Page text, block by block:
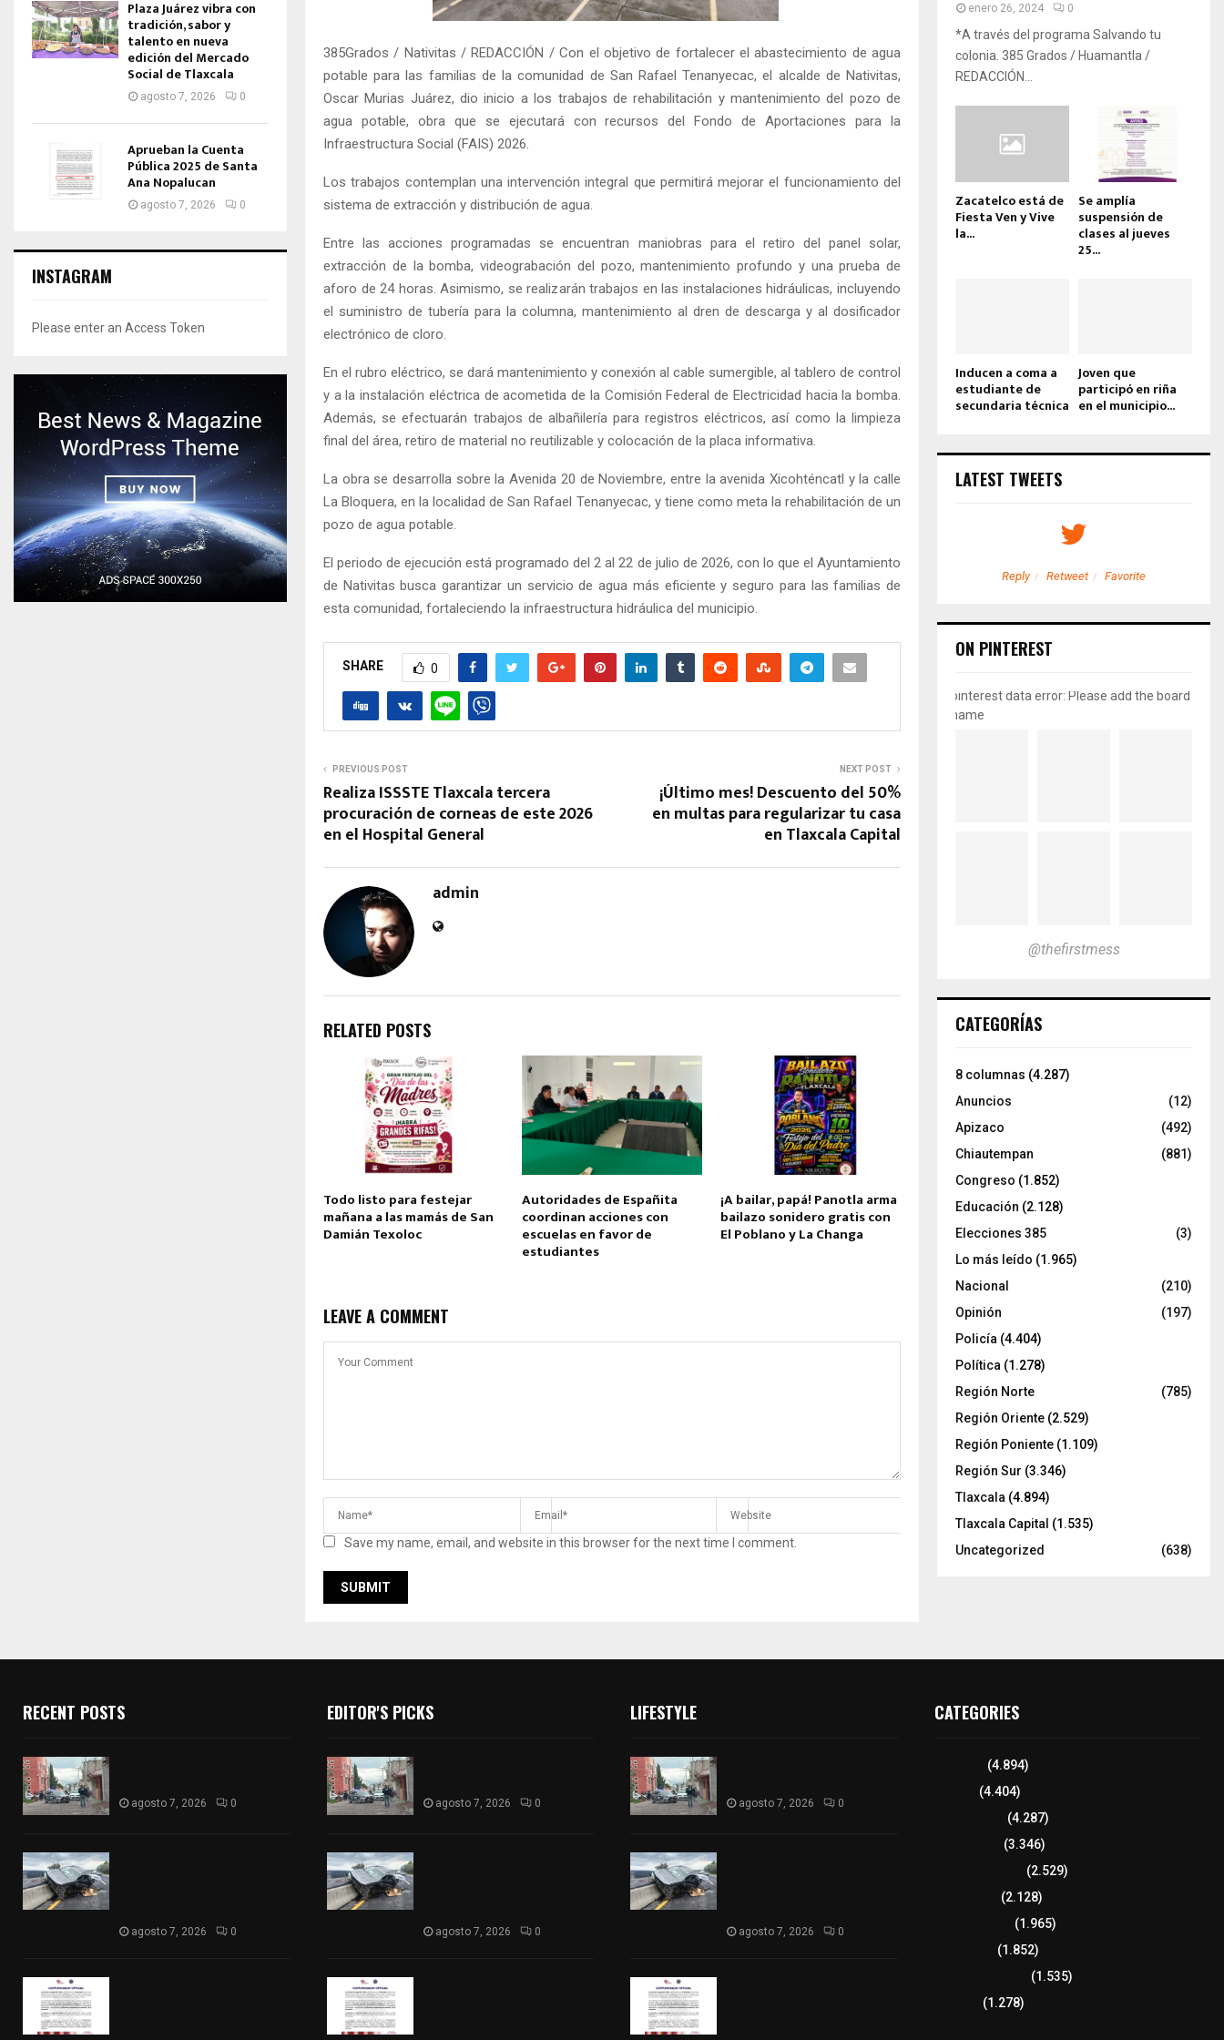
385Grados / Nativitas / REDACCIÓN / Con el objetivo de fortalecer el abastecimiento de agua
potable para las familias de la comunidad de San Rafael Tenanyecac, el alcalde de Nativitas,
Oscar Murias Juárez, dio inicio a los trabajos de rehabilitación y mantenimiento del pozo de
agua potable, obra que se ejecutará con recursos del Fondo de Aportaciones para la
Infraestructura Social (FAIS) 2026.
Los trabajos contemplan una intervención integral que permitirá mejorar el funcionamiento del
sistema de extracción y distribución de agua.
Entre las acciones programadas se encuentran maniobras para el retiro del panel solar,
extracción de la bomba, videograbación del pozo, mantenimiento profundo y una prueba de
aforo de 24 horas. Asimismo, se realizarán trabajos en las instalaciones hidráulicas, incluyendo
el suministro de tubería para la columna, mantenimiento al dren de descarga y al dosificador
electrónico de cloro.
En el rubro eléctrico, se dará mantenimiento y conexión al cable sumergible, al tablero de control
y a la instalación eléctrica de acometida de la Comisión Federal de Electricidad hacia la bomba.
Además, se efectuarán trabajos de albañilería para registros eléctricos, así como la limpieza
final del área, retiro de material no reutilizable y colocación de la placa informativa.
La obra se desarrolla sobre la Avenida 20 de Noviembre, entre la avenida Xicohténcatl y la calle
La Bloquera, en la localidad de San Rafael Tenanyecac, y tiene como meta la rehabilitación de un
pozo de agua potable.
El periodo de ejecución está programado del 2 al 22 de julio de 2026, con lo que el Ayuntamiento
de Nativitas busca garantizar un servicio de agua más eficiente y seguro para las familias de
esta comunidad, fortaleciendo la infraestructura hidráulica del municipio.
SHARE 0
PREVIOUS POST
Realiza ISSSTE Tlaxcala tercera
procuración de corneas de este 2026
en el Hospital General
NEXT POST
¡Último mes! Descuento del 50%
en multas para regularizar tu casa
en Tlaxcala Capital
admin
RELATED POSTS
Todo listo para festejar
mañana a las mamás de San
Damián Texoloc
Autoridades de Españita
coordinan acciones con
escuelas en favor de
estudiantes
¡A bailar, papá! Panotla arma
bailazo sonidero gratis con
El Poblano y La Changa
LEAVE A COMMENT
Save my name, email, and website in this browser for the next time I comment.
Plaza Juárez vibra con
tradición, sabor y
talento en nueva
edición del Mercado
Social de Tlaxcala
agosto 7, 2026 0
Aprueban la Cuenta
Pública 2025 de Santa
Ana Nopalucan
agosto 7, 2026 0
INSTAGRAM
Please enter an Access Token
enero 26, 2024 0
*A través del programa Salvando tu
colonia. 385 Grados / Huamantla /
REDACCIÓN...
Zacatelco está de
Fiesta Ven y Vive
la...
Se amplía
suspensión de
clases al jueves
25...
Inducen a coma a
estudiante de
secundaria técnica
Joven que
participó en riña
en el municipio...
LATEST TWEETS
Reply Retweet Favorite
ON PINTEREST
pinterest data error: Please add the board
name
@thefirstmess
CATEGORÍAS
8 columnas (4.287)
Anuncios
(12)
Apizaco
(492)
Chiautempan
(881)
Congreso (1.852)
Educación (2.128)
Elecciones 385
(3)
Lo más leído (1.965)
Nacional
(210)
Opinión
(197)
Policía (4.404)
Política (1.278)
Región Norte
(785)
Región Oriente (2.529)
Región Poniente (1.109)
Región Sur (3.346)
Tlaxcala (4.894)
Tlaxcala Capital (1.535)
Uncategorized
(638)
RECENT POSTS
agosto 7, 2026 0
agosto 7, 2026 0
EDITOR'S PICKS
agosto 7, 2026 0
agosto 7, 2026 0
LIFESTYLE
agosto 7, 2026 0
agosto 7, 2026 0
CATEGORIES
(4.894)
(4.404)
(4.287)
(3.346)
(2.529)
(2.128)
(1.965)
(1.852)
(1.535)
(1.278)